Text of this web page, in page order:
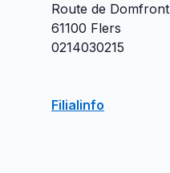
Route de Domfront
61100 Flers
0214030215
Filialinfo